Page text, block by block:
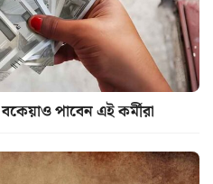
পাবেন এই কর্মীরা